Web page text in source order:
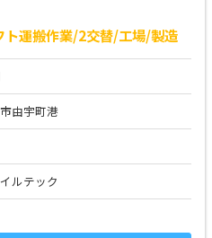
ト運搬作業/2交替/工場/製造
由宇町港
ルテック